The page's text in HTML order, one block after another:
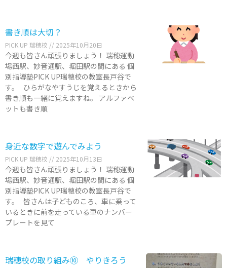
書き順は大切？
PICK UP 瑞穂校 2025年10月20日
今週も皆さん頑張りましょう！ 瑞穂運動
場西駅、妙音通駅、堀田駅の間にある 個
別指導塾PICK UP瑞穂校の教室長戸谷で
す。 ひらがなやすうじを覚えるときから
書き順も一緒に覚えますね。 アルファベ
ットも書き順
身近な数字で遊んでみよう
PICK UP 瑞穂校 2025年10月13日
今週も皆さん頑張りましょう！ 瑞穂運動
場西駅、妙音通駅、堀田駅の間にある 個
別指導塾PICK UP瑞穂校の教室長戸谷で
す。 皆さんは子どものころ、車に乗って
いるときに前を走っている車のナンバー
プレートを見て
瑞穂校の取り組み⑩ やりきろう